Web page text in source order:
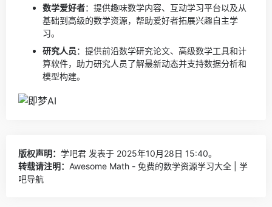
数学爱好者：提供趣味数学内容、互动学习平台以及从
基础到高级的数学资源，帮助爱好者拓展兴趣自主学
习。
研究人员：提供前沿数学研究论文、高级数学工具和计
算软件，助力研究人员了解最新动态并支持数据分析和
模型构建。
版权声明： 学吧君 发表于 2025年10月28日 15:40。
转载请注明： Awesome Math - 免费的数学资源学习大全 | 学
吧导航